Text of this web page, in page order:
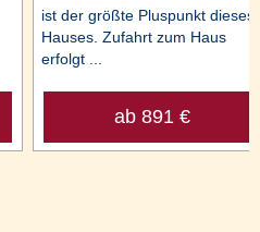
ist der größte Pluspunkt dieses
Hauses. Zufahrt zum Haus
erfolgt ...
ab 891 €